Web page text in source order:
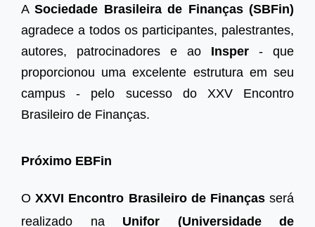
ASociedade Brasileira de Finanças (SBFin)
agradece a todos os participantes, palestrantes,
autores, patrocinadores e ao Insper - que
proporcionou uma excelente estrutura em seu
campus - pelo sucesso do XXV Encontro
Brasileiro de Finanças.
Próximo EBFin
OXXVI Encontro Brasileiro de Finançasserá
realizado na Unifor (Universidade de